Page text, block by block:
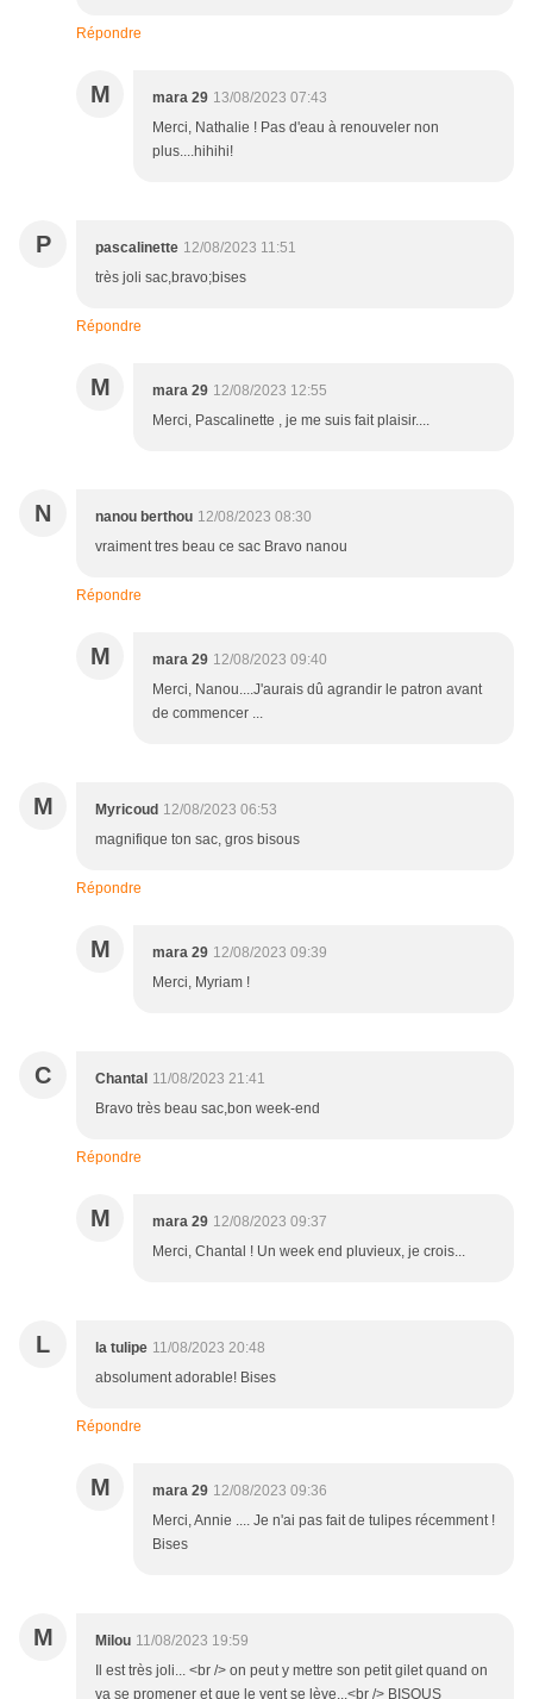
Répondre
M mara 29 13/08/2023 07:43
Merci, Nathalie ! Pas d'eau à renouveler non
plus....hihihi!
P pascalinette 12/08/2023 11:51
très joli sac,bravo;bises
Répondre
M mara 29 12/08/2023 12:55
Merci, Pascalinette , je me suis fait plaisir....
N nanou berthou 12/08/2023 08:30
vraiment tres beau ce sac Bravo nanou
Répondre
M mara 29 12/08/2023 09:40
Merci, Nanou....J'aurais dû agrandir le patron avant
de commencer ...
M Myricoud 12/08/2023 06:53
magnifique ton sac, gros bisous
Répondre
M mara 29 12/08/2023 09:39
Merci, Myriam !
C Chantal 11/08/2023 21:41
Bravo très beau sac,bon week-end
Répondre
M mara 29 12/08/2023 09:37
Merci, Chantal ! Un week end pluvieux, je crois...
L la tulipe 11/08/2023 20:48
absolument adorable! Bises
Répondre
M mara 29 12/08/2023 09:36
Merci, Annie .... Je n'ai pas fait de tulipes récemment !
Bises
M Milou 11/08/2023 19:59
Il est très joli... <br /> on peut y mettre son petit gilet quand on
va se promener et que le vent se lève...<br /> BISOUS